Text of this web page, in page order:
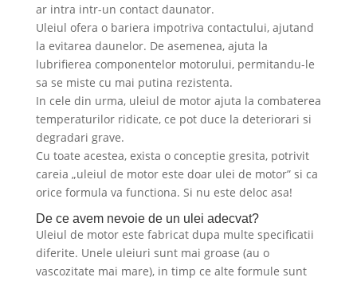
ar intra intr-un contact daunator.
Uleiul ofera o bariera impotriva contactului, ajutand
la evitarea daunelor. De asemenea, ajuta la
lubrifierea componentelor motorului, permitandu-le
sa se miste cu mai putina rezistenta.
In cele din urma, uleiul de motor ajuta la combaterea
temperaturilor ridicate, ce pot duce la deteriorari si
degradari grave.
Cu toate acestea, exista o conceptie gresita, potrivit
careia „uleiul de motor este doar ulei de motor” si ca
orice formula va functiona. Si nu este deloc asa!
De ce avem nevoie de un ulei adecvat?
Uleiul de motor este fabricat dupa multe specificatii
diferite. Unele uleiuri sunt mai groase (au o
vascozitate mai mare), in timp ce alte formule sunt